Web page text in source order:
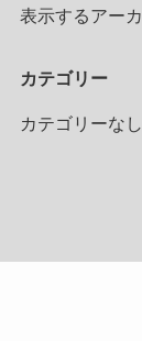
表示するアー
カテゴリー
カテゴリーなし